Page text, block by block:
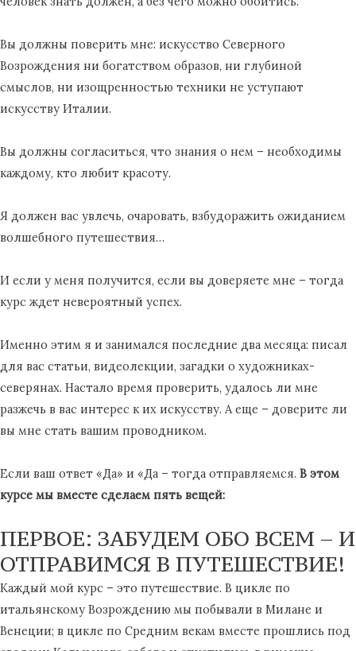
Вы должны поверить мне: искусство Северного
Возрождения ни богатством образов, ни глубиной
смыслов, ни изощренностью техники не уступают
искусству Италии.
Вы должны согласиться, что знания о нем – необходимы
каждому, кто любит красоту.
Я должен вас увлечь, очаровать, взбудоражить ожиданием
волшебного путешествия…
И если у меня получится, если вы доверяете мне – тогда
курс ждет невероятный успех.
Именно этим я и занимался последние два месяца: писал
для вас статьи, видеолекции, загадки о художниках-
северянах. Настало время проверить, удалось ли мне
разжечь в вас интерес к их искусству. А еще – доверите ли
вы мне стать вашим проводником.
Если ваш ответ «Да» и «Да – тогда отправляемся. В этом
курсе мы вместе сделаем пять вещей:
ПЕРВОЕ: ЗАБУДЕМ ОБО ВСЕМ – И
ОТПРАВИМСЯ В ПУТЕШЕСТВИЕ!
Каждый мой курс – это путешествие. В цикле по
итальянскому Возрождению мы побывали в Милане и
Венеции; в цикле по Средним векам вместе прошлись под